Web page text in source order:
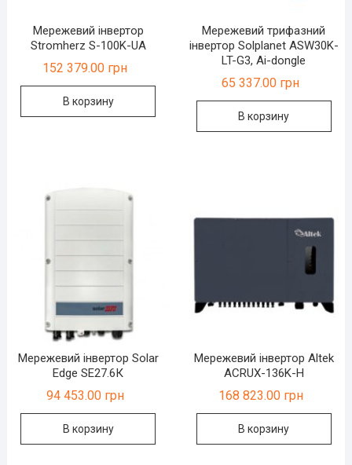
Мережевий інвертор
Stromherz S-100K-UA
152 379.00 грн
В корзину
Мережевий трифазний
інвертор Solplanet ASW30K-
LT-G3, Ai-dongle
65 337.00 грн
В корзину
Мережевий інвертор Solar
Edge SE27.6К
94 453.00 грн
В корзину
Мережевий інвертор Altek
ACRUX-136K-H
168 823.00 грн
В корзину